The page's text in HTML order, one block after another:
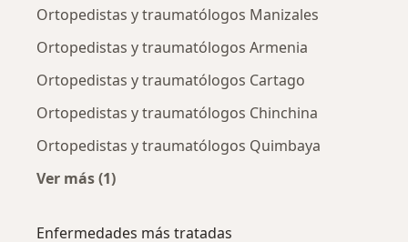
Ortopedistas y traumatólogos Manizales
Ortopedistas y traumatólogos Armenia
Ortopedistas y traumatólogos Cartago
Ortopedistas y traumatólogos Chinchina
Ortopedistas y traumatólogos Quimbaya
Ver más (1)
Enfermedades más tratadas